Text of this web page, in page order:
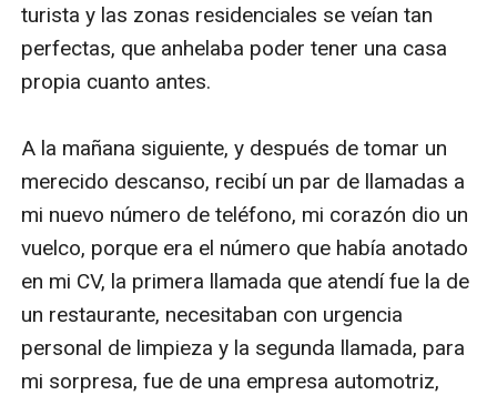
turista y las zonas residenciales se veían tan
perfectas, que anhelaba poder tener una casa
propia cuanto antes.
A la mañana siguiente, y después de tomar un
merecido descanso, recibí un par de llamadas a
mi nuevo número de teléfono, mi corazón dio un
vuelco, porque era el número que había anotado
en mi CV, la primera llamada que atendí fue la de
un restaurante, necesitaban con urgencia
personal de limpieza y la segunda llamada, para
mi sorpresa, fue de una empresa automotriz,